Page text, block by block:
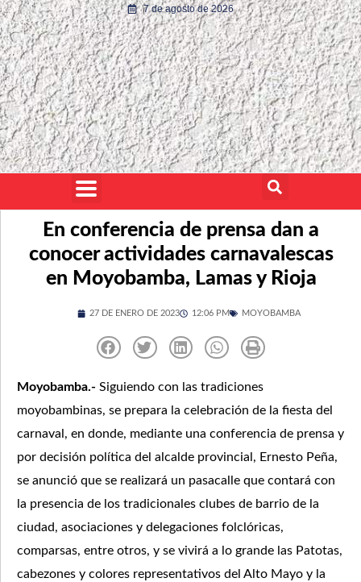
7 de agosto de 2026
En conferencia de prensa dan a
conocer actividades carnavalescas
en Moyobamba, Lamas y Rioja
27 DE ENERO DE 2023 12:06 PM MOYOBAMBA
Moyobamba.- Siguiendo con las tradiciones
moyobambinas, se prepara la celebración de la fiesta del
carnaval, en donde, mediante una conferencia de prensa y
por decisión política del alcalde provincial, Ernesto Peña,
se anunció que se realizará un pasacalle que contará con
la presencia de los tradicionales clubes de barrio de la
ciudad, asociaciones y delegaciones folclóricas,
comparsas, entre otros, y se vivirá a lo grande las Patotas,
cabezones y colores representativos del Alto Mayo y la